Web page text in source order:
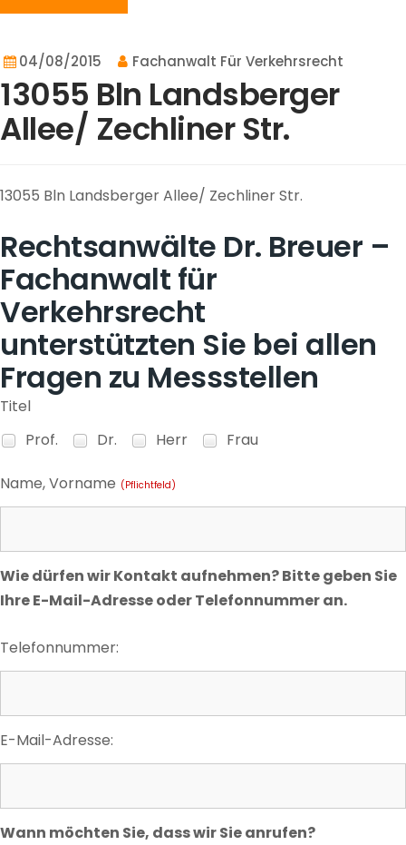
04/08/2015 Fachanwalt Für Verkehrsrecht
13055 Bln Landsberger
Allee/ Zechliner Str.
13055 Bln Landsberger Allee/ Zechliner Str.
Rechtsanwälte Dr. Breuer –
Fachanwalt für
Verkehrsrecht
unterstützten Sie bei allen
Fragen zu Messstellen
Titel
Prof.
Dr. Herr Frau
Name, Vorname (Pflichtfeld)
Wie dürfen wir Kontakt aufnehmen? Bitte geben Sie
Ihre E-Mail-Adresse oder Telefonnummer an.
Telefonnummer:
E-Mail-Adresse:
Wann möchten Sie, dass wir Sie anrufen?